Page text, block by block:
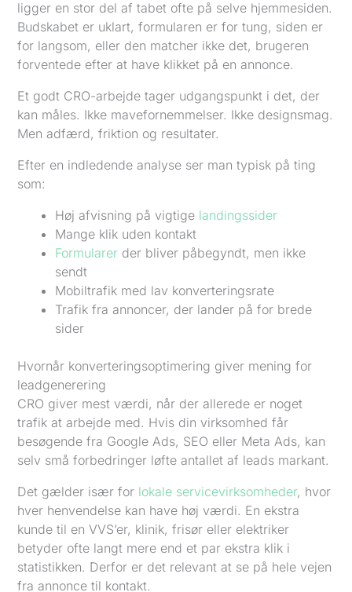
ligger en stor del af tabet ofte på selve hjemmesiden.
Budskabet er uklart, formularen er for tung, siden er
for langsom, eller den matcher ikke det, brugeren
forventede efter at have klikket på en annonce.
Et godt CRO-arbejde tager udgangspunkt i det, der
kan måles. Ikke mavefornemmelser. Ikke designsmag.
Men adfærd, friktion og resultater.
Efter en indledende analyse ser man typisk på ting
som:
Høj afvisning på vigtige landingssider
Mange klik uden kontakt
Formularer der bliver påbegyndt, men ikke
sendt
Mobiltrafik med lav konverteringsrate
Trafik fra annoncer, der lander på for brede
sider
Hvornår konverteringsoptimering giver mening for
leadgenerering
CRO giver mest værdi, når der allerede er noget
trafik at arbejde med. Hvis din virksomhed får
besøgende fra Google Ads, SEO eller Meta Ads, kan
selv små forbedringer løfte antallet af leads markant.
Det gælder især for lokale servicevirksomheder, hvor
hver henvendelse kan have høj værdi. En ekstra
kunde til en VVS’er, klinik, frisør eller elektriker
betyder ofte langt mere end et par ekstra klik i
statistikken. Derfor er det relevant at se på hele vejen
fra annonce til kontakt.